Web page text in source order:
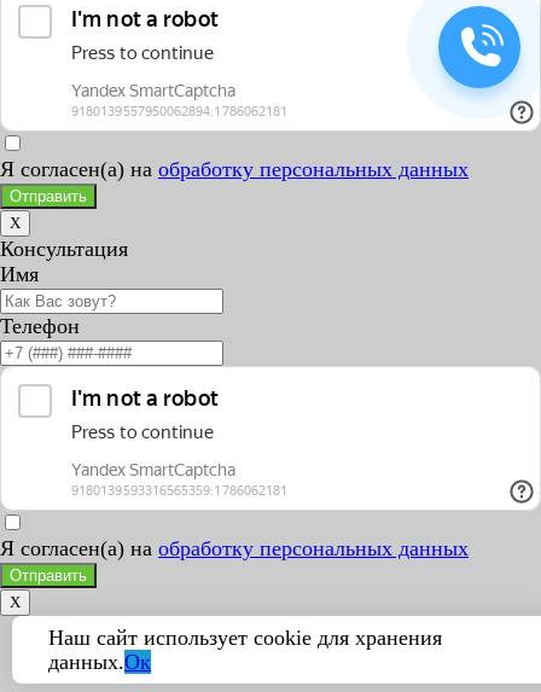
Я согласен(а) на обработку персональных данных
Отправить
X
Консультация
Имя
Телефон
Я согласен(а) на обработку персональных данных
Отправить
X
Наш сайт использует cookie для хранения
данных.Ок